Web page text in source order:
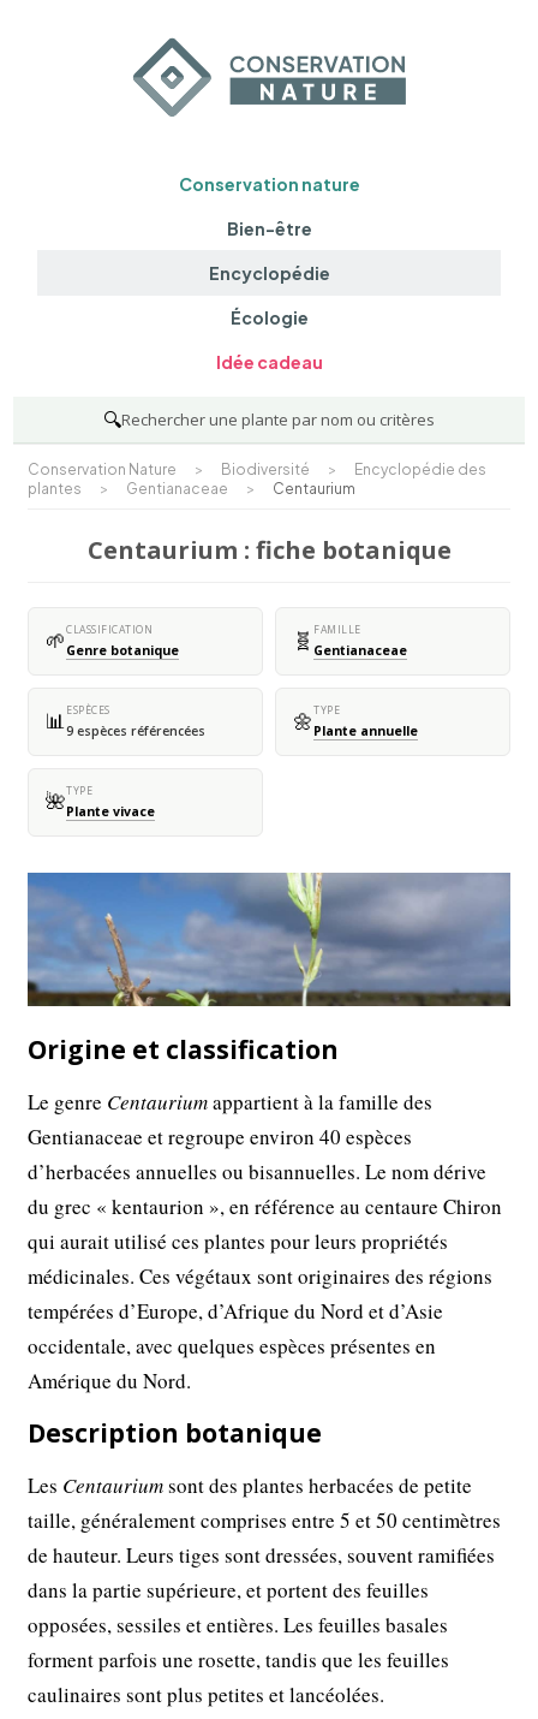
Conservation nature
Bien-être
Encyclopédie
Écologie
Idée cadeau
🔍Rechercher une plante par nom ou critères
Conservation Nature > Biodiversité >
Encyclopédie des
plantes
> Gentianaceae > Centaurium
Centaurium : fiche botanique
🌱CLASSIFICATION
Genre botanique 🧬 FAMILLE
Gentianaceae
📊ESPÈCES
9 espèces référencées 🌼TYPE
Plante annuelle
🌺TYPE
Plante vivace
Origine et classification
Le genre Centauriumappartient à la famille des
Gentianaceae et regroupe environ 40 espèces
d’herbacées annuelles ou bisannuelles. Le nom dérive
du grec « kentaurion », en référence au centaure Chiron
qui aurait utilisé ces plantes pour leurs propriétés
médicinales. Ces végétaux sont originaires des régions
tempérées d’Europe, d’Afrique du Nord et d’Asie
occidentale, avec quelques espèces présentes en
Amérique du Nord.
Description botanique
Les Centauriumsont des plantes herbacées de petite
taille, généralement comprises entre 5 et 50 centimètres
de hauteur. Leurs tiges sont dressées, souvent ramifiées
dans la partie supérieure, et portent des feuilles
opposées, sessiles et entières. Les feuilles basales
forment parfois une rosette, tandis que les feuilles
caulinaires sont plus petites et lancéolées.